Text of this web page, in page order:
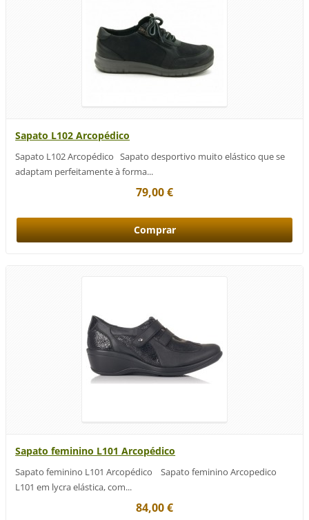
Sapato L102 Arcopédico
Sapato L102 Arcopédico Sapato desportivo muito elástico que se
adaptam perfeitamente à forma...
79,00 €
Sapato feminino L101 Arcopédico
Sapato feminino L101 Arcopédico Sapato feminino Arcopedico
L101 em lycra elástica, com...
84,00 €